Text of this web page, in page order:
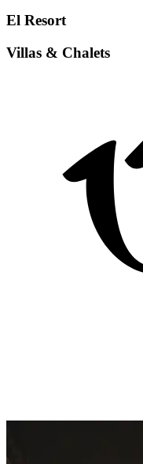
El Resort
Villas & Chalets